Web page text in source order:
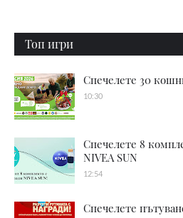
Топ игри
Спечелете 30
10:30
Спечелете 8
NIVEA SUN
12:54
Спечелете